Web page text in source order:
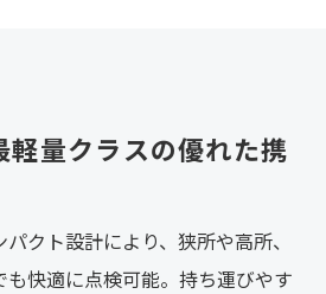
軽量クラスの優れた携
クト設計により、狭所や高所、
快適に点検可能。持ち運びやす